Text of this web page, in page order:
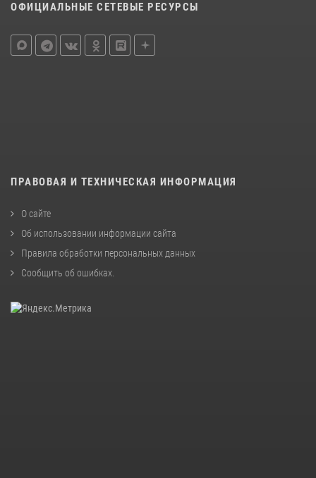
ОФИЦИАЛЬНЫЕ СЕТЕВЫЕ РЕСУРСЫ
ПРАВОВАЯ И ТЕХНИЧЕСКАЯ ИНФОРМАЦИЯ
О сайте
Об использовании информации сайта
Правила обработки персональных данных
Сообщить об ошибках.